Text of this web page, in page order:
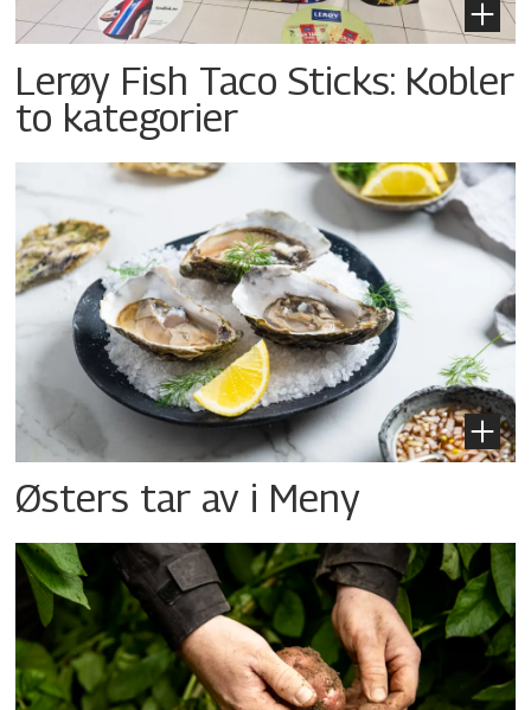
Lerøy Fish Taco Sticks: Kobler
to kategorier
Østers tar av i Meny